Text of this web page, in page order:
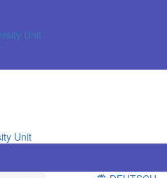
Unit
Unit